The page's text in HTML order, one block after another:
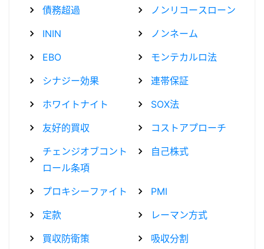
債務超過
ノンリコースローン
ININ
ノンネーム
EBO
モンテカルロ法
シナジー効果
連帯保証
ホワイトナイト
SOX法
友好的買収
コストアプローチ
チェンジオブコント
ロール条項
自己株式
プロキシーファイト
PMI
定款
レーマン方式
買収防衛策
吸収分割